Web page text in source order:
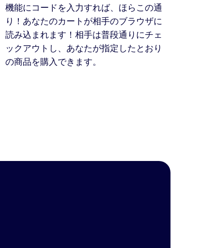
機能にコードを入力すれば、ほらこの通
り！あなたのカートが相手のブラウザに
読み込まれます！相手は普段通りにチェ
ックアウトし、あなたが指定したとおり
の商品を購入できます。